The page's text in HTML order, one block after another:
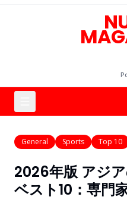
General Sports Top 10
2026年版 アジ
ベスト10：専門